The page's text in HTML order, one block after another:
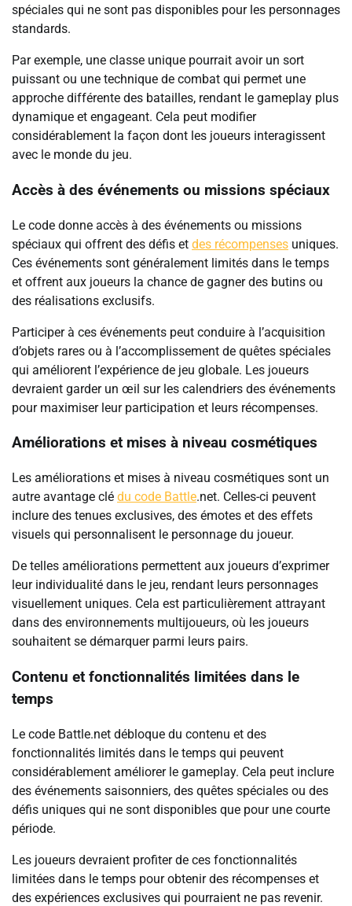
spéciales qui ne sont pas disponibles pour les personnages
standards.
Par exemple, une classe unique pourrait avoir un sort
puissant ou une technique de combat qui permet une
approche différente des batailles, rendant le gameplay plus
dynamique et engageant. Cela peut modifier
considérablement la façon dont les joueurs interagissent
avec le monde du jeu.
Accès à des événements ou missions spéciaux
Le code donne accès à des événements ou missions
spéciaux qui offrent des défis et des récompenses uniques.
Ces événements sont généralement limités dans le temps
et offrent aux joueurs la chance de gagner des butins ou
des réalisations exclusifs.
Participer à ces événements peut conduire à l’acquisition
d’objets rares ou à l’accomplissement de quêtes spéciales
qui améliorent l’expérience de jeu globale. Les joueurs
devraient garder un œil sur les calendriers des événements
pour maximiser leur participation et leurs récompenses.
Améliorations et mises à niveau cosmétiques
Les améliorations et mises à niveau cosmétiques sont un
autre avantage clé du code Battle.net. Celles-ci peuvent
inclure des tenues exclusives, des émotes et des effets
visuels qui personnalisent le personnage du joueur.
De telles améliorations permettent aux joueurs d’exprimer
leur individualité dans le jeu, rendant leurs personnages
visuellement uniques. Cela est particulièrement attrayant
dans des environnements multijoueurs, où les joueurs
souhaitent se démarquer parmi leurs pairs.
Contenu et fonctionnalités limitées dans le
temps
Le code Battle.net débloque du contenu et des
fonctionnalités limités dans le temps qui peuvent
considérablement améliorer le gameplay. Cela peut inclure
des événements saisonniers, des quêtes spéciales ou des
défis uniques qui ne sont disponibles que pour une courte
période.
Les joueurs devraient profiter de ces fonctionnalités
limitées dans le temps pour obtenir des récompenses et
des expériences exclusives qui pourraient ne pas revenir.